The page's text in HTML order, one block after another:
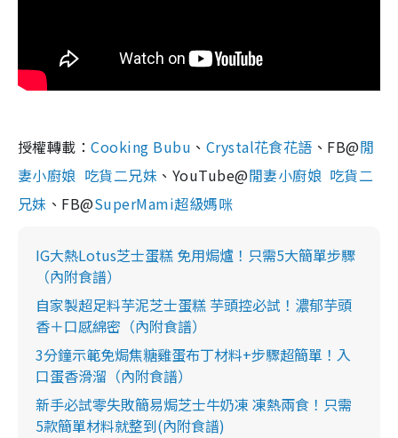
授權轉載：Cooking Bubu 、 Crystal花食花語 、FB@閒
妻小廚娘 吃貨二兄妹 、YouTube@閒妻小廚娘 吃貨二
兄妹 、FB@SuperMami超級媽咪
IG大熱Lotus芝士蛋糕 免用焗爐！只需5大簡單步驟
（內附食譜）
自家製超足料芋泥芝士蛋糕 芋頭控必試！濃郁芋頭
香＋口感綿密（內附食譜）
3分鐘示範免焗焦糖雞蛋布丁材料+步驟超簡單！入
口蛋香滑溜（內附食譜）
新手必試零失敗簡易焗芝士牛奶凍 凍熱兩食！只需
5款簡單材料就整到(內附食譜)